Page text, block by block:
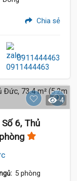
Chia sẻ
0911444463
4
6, Thủ
5 phòng